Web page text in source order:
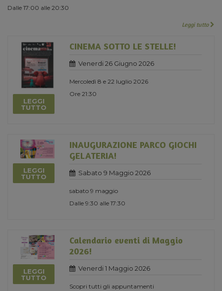
Dalle 17:00 alle 20:30
Leggi tutto
LEGGI
TUTTO
CINEMA SOTTO LE STELLE!
Venerdi 26 Giugno 2026
Mercoledì 8 e 22 luglio 2026
Ore 21:30
LEGGI
TUTTO
INAUGURAZIONE PARCO GIOCHI
GELATERIA!
Sabato 9 Maggio 2026
sabato 9 maggio
Dalle 9:30 alle 17:30
LEGGI
TUTTO
Calendario eventi di Maggio
2026!
Venerdi 1 Maggio 2026
Scopri tutti gli appuntamenti